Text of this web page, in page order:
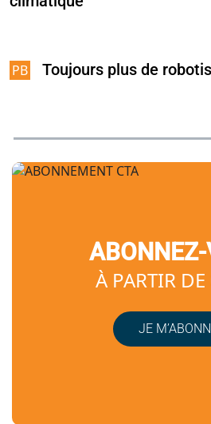
Toujours plus de
ABONNEZ-
À PARTIR
JE